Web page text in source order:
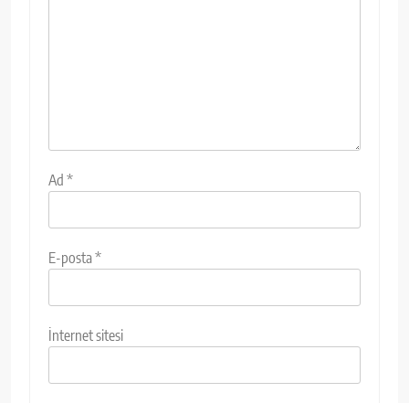
Ad *
E-posta*
İnternet sitesi